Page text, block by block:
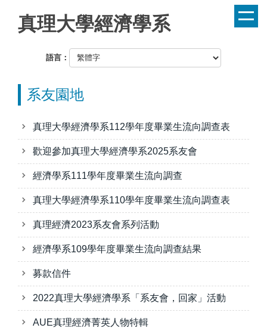
真理大學經濟學系
語言：
系友園地
真理大學經濟學系112學年度畢業生流向調查表
歡迎參加真理大學經濟學系2025系友會
經濟學系111學年度畢業生流向調查
真理大學經濟學系110學年度畢業生流向調查表
真理經濟2023系友會系列活動
經濟學系109學年度畢業生流向調查結果
募款信件
2022真理大學經濟學系「系友會，回家」活動
AUE真理經濟菁英人物特輯